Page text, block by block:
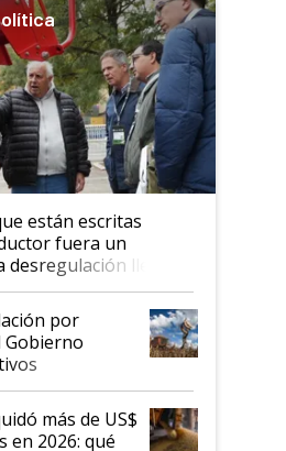
están escritas
fuera un
desregulación llegó
y hasta se
al IPCVA
por
Gobierno
más de US$
en 2026: qué